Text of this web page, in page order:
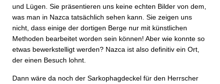
und Lügen. Sie präsentieren uns keine echten Bilder von dem,
was man in Nazca tatsächlich sehen kann. Sie zeigen uns
nicht, dass einige der dortigen Berge nur mit künstlichen
Methoden bearbeitet worden sein können! Aber wie konnte so
etwas bewerkstelligt werden? Nazca ist also definitiv ein Ort,
der einen Besuch lohnt.
Dann wäre da noch der Sarkophagdeckel für den Herrscher